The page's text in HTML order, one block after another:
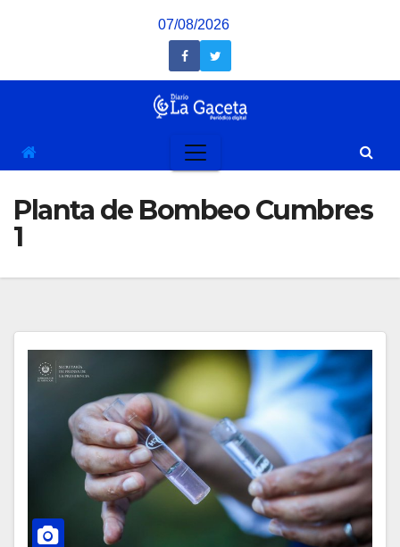
07/08/2026
Planta de Bombeo Cumbres
1